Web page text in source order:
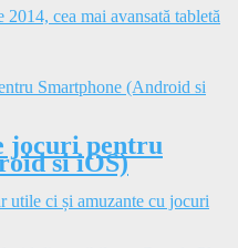
cea mai avansată tabletă
jocuri pentru
si iOS)
utile ci și amuzante cu jocuri